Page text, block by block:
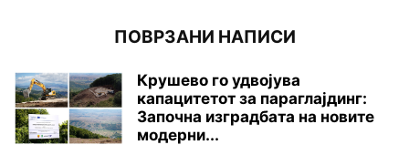
ПОВРЗАНИ НАПИСИ
Крушево го удвојува
капацитетот за параглајдинг:
Започна изградбата на новите
модерни...